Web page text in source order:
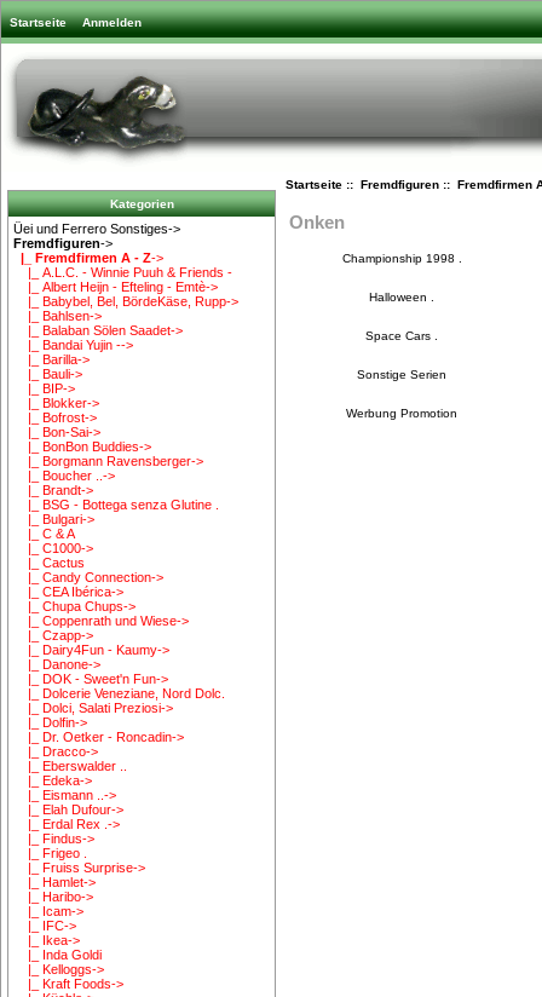
Startseite Anmelden
Kategorien
Üei und Ferrero Sonstiges->
Fremdfiguren->
|_ Fremdfirmen A - Z->
|_ A.L.C. - Winnie Puuh & Friends -
|_ Albert Heijn - Efteling - Emtè->
|_ Babybel, Bel, BördeKäse, Rupp->
|_ Bahlsen->
|_ Balaban Sölen Saadet->
|_ Bandai Yujin -->
|_ Barilla->
|_ Bauli->
|_ BIP->
|_ Blokker->
|_ Bofrost->
|_ Bon-Sai->
|_ BonBon Buddies->
|_ Borgmann Ravensberger->
|_ Boucher ..->
|_ Brandt->
|_ BSG - Bottega senza Glutine .
|_ Bulgari->
|_ C & A
|_ C1000->
|_ Cactus
|_ Candy Connection->
|_ CEA Ibérica->
|_ Chupa Chups->
|_ Coppenrath und Wiese->
|_ Czapp->
|_ Dairy4Fun - Kaumy->
|_ Danone->
|_ DOK - Sweet'n Fun->
|_ Dolcerie Veneziane, Nord Dolc.
|_ Dolci, Salati Preziosi->
|_ Dolfin->
|_ Dr. Oetker - Roncadin->
|_ Dracco->
|_ Eberswalder ..
|_ Edeka->
|_ Eismann ..->
|_ Elah Dufour->
|_ Erdal Rex .->
|_ Findus->
|_ Frigeo .
|_ Fruiss Surprise->
|_ Hamlet->
|_ Haribo->
|_ Icam->
|_ IFC->
|_ Ikea->
|_ Inda Goldi
|_ Kelloggs->
|_ Kraft Foods->
Startseite:: Fremdfiguren:: Fremdfirmen
Onken
Championship 1998 .
Halloween .
Space Cars .
Sonstige Serien
Werbung Promotion